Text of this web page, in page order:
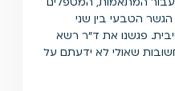
הגשר הטבעי בין שני
פגשנו את ד"ר רשא
שאולי לא ידעתם על